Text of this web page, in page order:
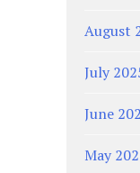
August
July
June
May